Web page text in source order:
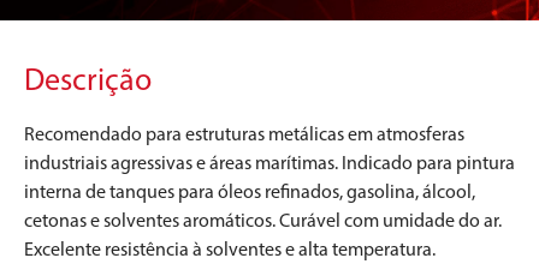
Descrição
Recomendado para estruturas metálicas em atmosferas
industriais agressivas e áreas marítimas. Indicado para pintura
interna de tanques para óleos refinados, gasolina, álcool,
cetonas e solventes aromáticos. Curável com umidade do ar.
Excelente resistência à solventes e alta temperatura.